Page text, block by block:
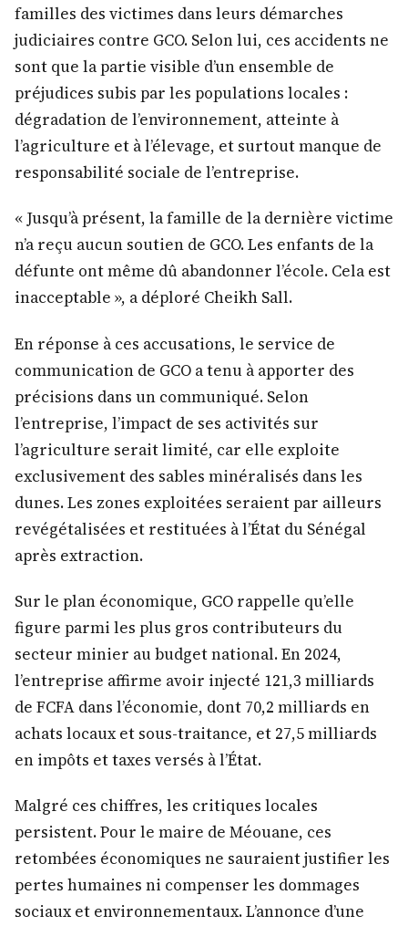
familles des victimes dans leurs démarches
judiciaires contre GCO. Selon lui, ces accidents ne
sont que la partie visible d’un ensemble de
préjudices subis par les populations locales :
dégradation de l’environnement, atteinte à
l’agriculture et à l’élevage, et surtout manque de
responsabilité sociale de l’entreprise.
« Jusqu’à présent, la famille de la dernière victime
n’a reçu aucun soutien de GCO. Les enfants de la
défunte ont même dû abandonner l’école. Cela est
inacceptable », a déploré Cheikh Sall.
En réponse à ces accusations, le service de
communication de GCO a tenu à apporter des
précisions dans un communiqué. Selon
l’entreprise, l’impact de ses activités sur
l’agriculture serait limité, car elle exploite
exclusivement des sables minéralisés dans les
dunes. Les zones exploitées seraient par ailleurs
revégétalisées et restituées à l’État du Sénégal
après extraction.
Sur le plan économique, GCO rappelle qu’elle
figure parmi les plus gros contributeurs du
secteur minier au budget national. En 2024,
l’entreprise affirme avoir injecté 121,3 milliards
de FCFA dans l’économie, dont 70,2 milliards en
achats locaux et sous-traitance, et 27,5 milliards
en impôts et taxes versés à l’État.
Malgré ces chiffres, les critiques locales
persistent. Pour le maire de Méouane, ces
retombées économiques ne sauraient justifier les
pertes humaines ni compenser les dommages
sociaux et environnementaux. L’annonce d’une